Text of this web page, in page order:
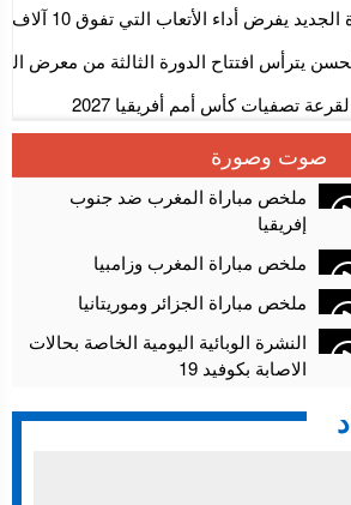
يفرض أداء الأتعاب التي تفوق 10 آلاف درهم بالشيك
يترأس افتتاح الدورة الثالثة من معرض
لقرعة تصفيات كأس أمم أفريقيا 2027
أكثر من 4300 قرص مخدر وكوكايين وإكستازي
فضاء للشيشة تستنفر شرطة أكادير
صوت وصورة
ملخص مباراة المغرب ضد جنوب
إفريقيا
ملخص مباراة المغرب وزامبيا
ملخص مباراة الجزائر وموريتانيا
النشرة الوبائية اليومية الخاصة بحالات
الاصابة بكوفيد 19